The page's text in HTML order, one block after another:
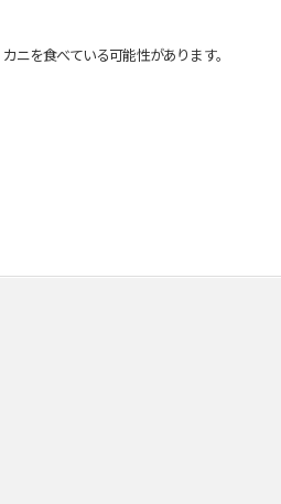
を食べている可能性があります。